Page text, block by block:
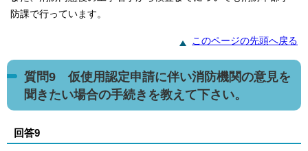
防課で行っています。
このページの先頭へ戻る
質問9 仮使用認定申請に伴い消防機関の意見を
聞きたい場合の手続きを教えて下さい。
回答9